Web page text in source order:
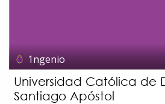
1ngenio
Universidad Católica de
Santiago Apóstol